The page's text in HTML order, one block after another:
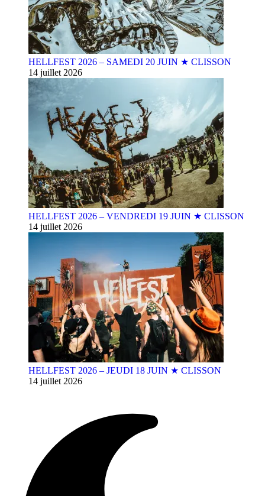
HELLFEST 2026 – SAMEDI 20 JUIN ★ CLISSON
14 juillet 2026
HELLFEST 2026 – VENDREDI 19 JUIN ★ CLISSON
14 juillet 2026
HELLFEST 2026 – JEUDI 18 JUIN ★ CLISSON
14 juillet 2026